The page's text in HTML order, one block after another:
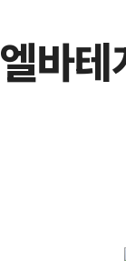
엘바테